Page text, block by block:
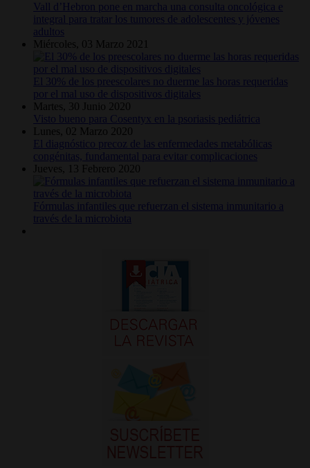
Vall d’Hebron pone en marcha una consulta oncológica e
integral para tratar los tumores de adolescentes y jóvenes
adultos
Miércoles, 03 Marzo 2021
El 30% de los preescolares no duerme las horas requeridas
por el mal uso de dispositivos digitales
Martes, 30 Junio 2020
Visto bueno para Cosentyx en la psoriasis pediátrica
Lunes, 02 Marzo 2020
El diagnóstico precoz de las enfermedades metabólicas
congénitas, fundamental para evitar complicaciones
Jueves, 13 Febrero 2020
Fórmulas infantiles que refuerzan el sistema inmunitario a
través de la microbiota